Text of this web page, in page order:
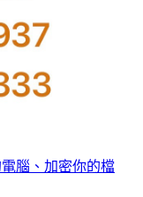
腦、加密你的檔